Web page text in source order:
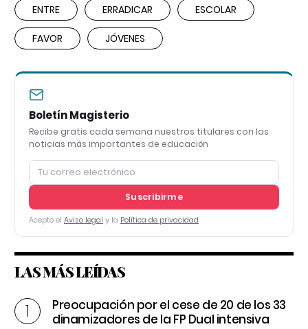
ENTRE ERRADICAR ESCOLAR
FAVOR JÓVENES
Boletín Magisterio
Recibe gratis cada semana nuestros titulares con las
noticias más importantes de educación
Suscribirme
Acepto el Aviso legal y la Política de privacidad
LAS MÁS LEÍDAS
Preocupación por el cese de 20 de los 33
dinamizadores de la FP Dual intensiva